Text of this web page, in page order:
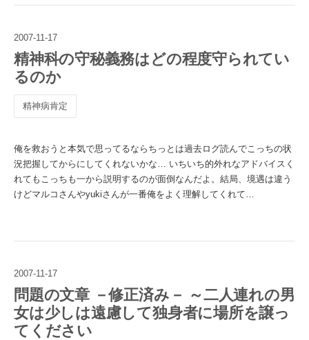
2007-11-17
精神科の守秘義務はどの程度守られてい
るのか
精神病肯定
俺を救おうと本気で思ってるならちっとは過去ログ読んでこっちの状
況把握してからにしてくれないかな… いちいち的外れなアドバイスく
れてもこっちも一から説明するのが面倒なんだよ。結局、境遇は違う
けどマルコさんやyukiさんが一番俺をよく理解してくれて…
2007-11-17
問題の文章 －修正済み－ ～二人連れの男
女は少しは遠慮して独身者に場所を譲っ
てください